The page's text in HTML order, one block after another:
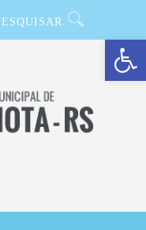
Barra de Ferramentas Aberta